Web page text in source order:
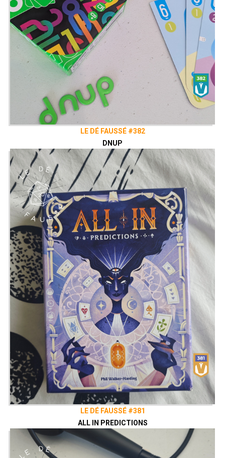
LE DÉ FAUSSÉ #382
DNUP
LE DÉ FAUSSÉ #381
ALL IN PREDICTIONS